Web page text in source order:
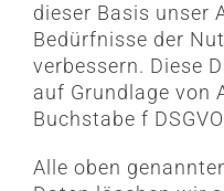
dieser Basis unser
Bedürfnisse der
verbessern. Diese
auf Grundlage von
Buchstabe f
Alle oben